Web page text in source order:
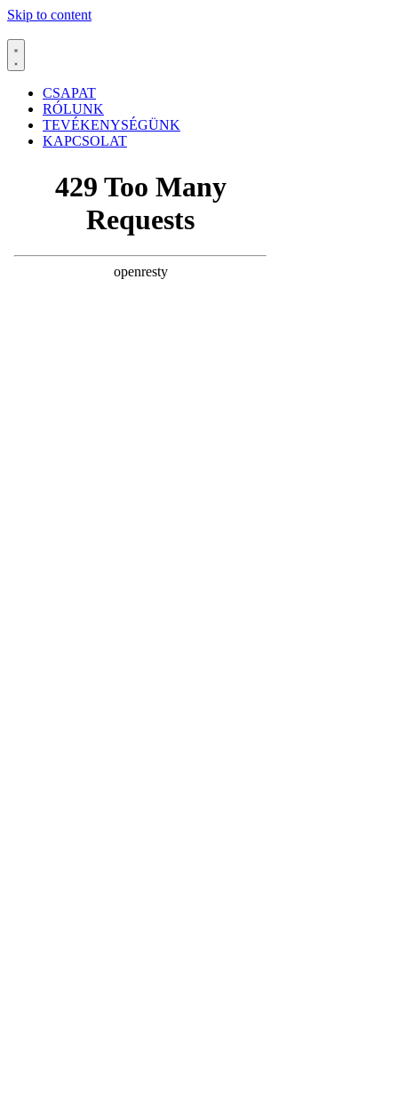
Skip to content
CSAPAT
RÓLUNK
TEVÉKENYSÉGÜNK
KAPCSOLAT